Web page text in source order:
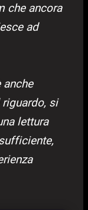
che ancora
ad
si
lettura